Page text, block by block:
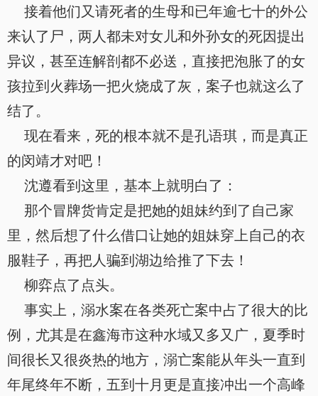
接着他们又请死者的生母和已年逾七十的外公
来认了尸，两人都未对女儿和外孙女的死因提出
异议，甚至连解剖都不必送，直接把泡胀了的女
孩拉到火葬场一把火烧成了灰，案子也就这么了
结了。
现在看来，死的根本就不是孔语琪，而是真正
的闵靖才对吧！
沈遵看到这里，基本上就明白了：
那个冒牌货肯定是把她的姐妹约到了自己家
里，然后想了什么借口让她的姐妹穿上自己的衣
服鞋子，再把人骗到湖边给推了下去！
柳弈点了点头。
事实上，溺水案在各类死亡案中占了很大的比
例，尤其是在鑫海市这种水域又多又广，夏季时
间很长又很炎热的地方，溺亡案能从年头一直到
年尾终年不断，五到十月更是直接冲出一个高峰